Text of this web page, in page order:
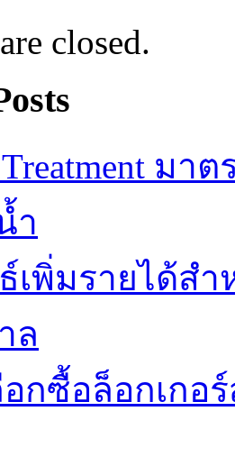
closed.
Treatment ม
ำ
เพิ่มรายได้ส
ล
อกซื้อล็อกเกอ